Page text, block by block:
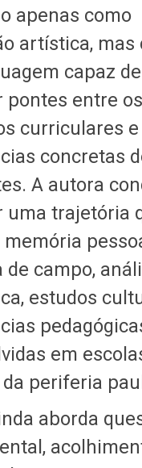
apenas como
artística, mas
capaz de
pontes entre os
curriculares e
concretas
A autora
uma trajetória
de campo,
estudos
em
periferia
aborda